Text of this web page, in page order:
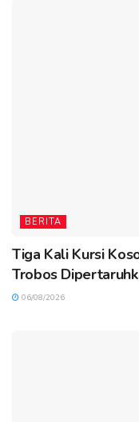
BERITA
Tiga Kali Kursi
Trobos
06/08/2026